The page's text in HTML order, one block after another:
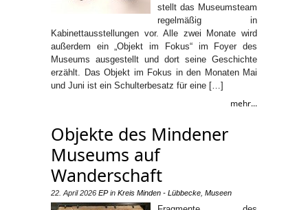
stellt das Museumsteam
regelmäßig in
Kabinettausstellungen vor. Alle zwei Monate wird
außerdem ein „Objekt im Fokus“ im Foyer des
Museums ausgestellt und dort seine Geschichte
erzählt. Das Objekt im Fokus in den Monaten Mai
und Juni ist ein Schulterbesatz für eine […]
mehr...
Objekte des Mindener
Museums auf
Wanderschaft
22. April 2026 EPin Kreis Minden - Lübbecke Museen